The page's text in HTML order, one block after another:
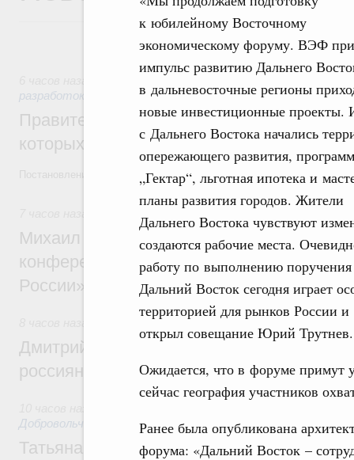
к юбилейному Восточному
экономическому форуму. ВЭФ
импульс развитию Дальнего
в дальневосточные регионы
новые инвестиционные проекты.
с Дальнего Востока начались
опережающего развития,
„Гектар“, льготная ипотека и
планы развития городов. Жители
Дальнего Востока чувствуют
создаются рабочие места.
работу по выполнению
Дальний Восток сегодня играет
территорией для рынков России
открыл совещание Юрий Трутнев.
Ожидается, что в форуме примут
сейчас география участников
Ранее была опубликована
форума: «Дальний Восток –
разработок
Правительство расширило перечень
которых освобождаются от НДФЛ
Постановление от 5 августа 2026 года №978
Михаил Мишустин дал поручения по
конференции «Цифровая индустрия
России»
Спорт высших достижений и массовый
Дмитрий Чернышенко и Михаил
россиян с Днём физкультурника
Добровольчество и волонтёрство. Благотворительность
Татьяна Голикова поздравила